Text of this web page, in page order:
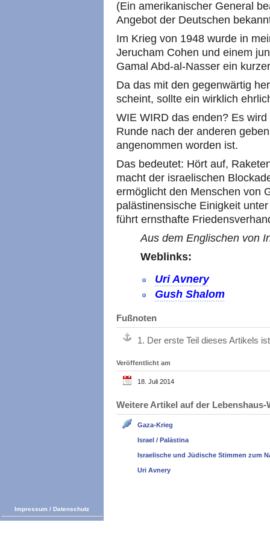
(Ein amerikanischer General
Angebot der Deutschen
Im Krieg von 1948 wurde in
Jerucham Cohen und einem
Gamal Abd-al-Nasser ein
Da das mit den gegenwärtig
scheint, sollte ein wirklich
WIE WIRD das enden? Es
Runde nach der anderen
angenommen worden ist.
Das bedeutet: Hört auf,
macht der israelischen
ermöglicht den Menschen von
palästinensische Einigkeit
führt ernsthafte
Aus dem Englischen von
Weblinks:
Uri Avnery
Gush Shalom
Fußnoten
1. Der erste Teil dieses Artikels
Veröffentlicht am
18. Juli 2014
Weitere Artikel auf der
Gaza-Krieg
Israel / Palästina
Israelische und Jüdische Stimmen zum
Uri Avnery
Impressum / Datenschutz